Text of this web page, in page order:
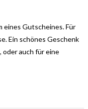
eines Gutscheines. Für
Ein schönes Geschenk
oder auch für eine